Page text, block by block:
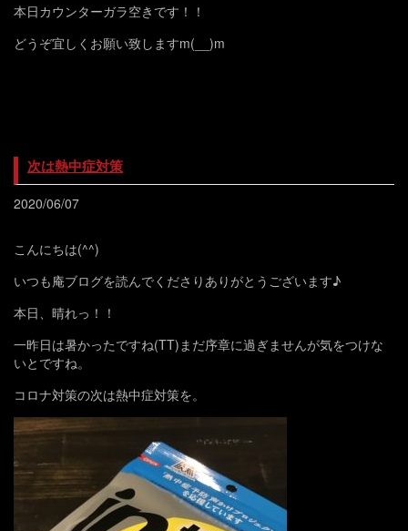
本日カウンターガラ空きです！！
どうぞ宜しくお願い致しますm(__)m
次は熱中症対策
2020/06/07
こんにちは(^^)
いつも庵ブログを読んでくださりありがとうございます♪
本日、晴れっ！！
一昨日は暑かったですね(TT)まだ序章に過ぎませんが気をつけな
いとですね。
コロナ対策の次は熱中症対策を。